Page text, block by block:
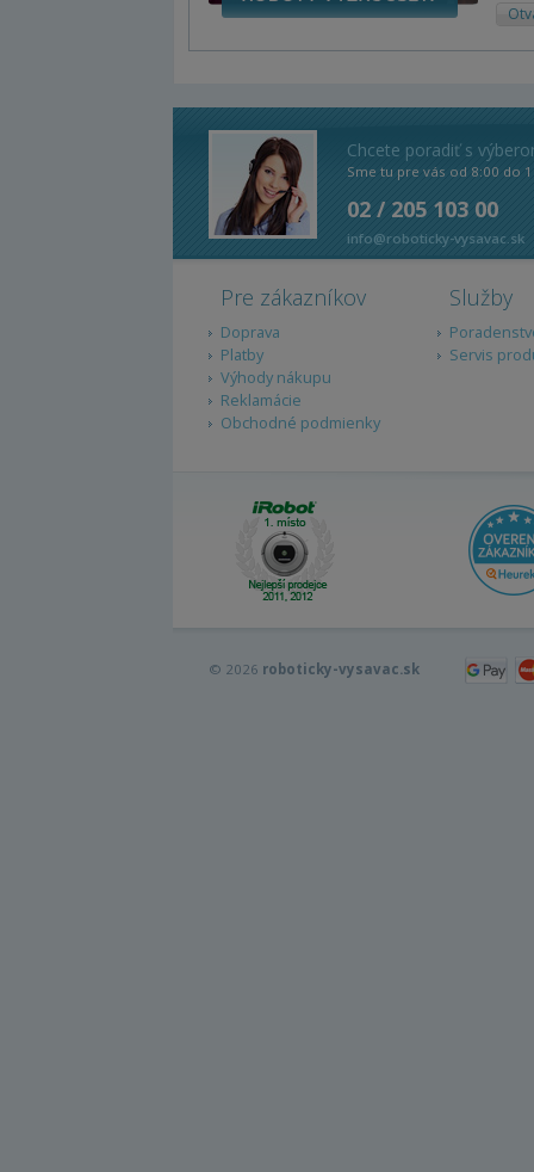
Chcete poradiť s
Sme tu pre vás od 8:00 do
02 / 205 103 00
info@roboticky-vysavac.sk
Pre zákazníkov
Doprava
Platby
Výhody nákupu
Reklamácie
Obchodné podmienky
Služby
Servis
© 2026 roboticky-vysavac.sk